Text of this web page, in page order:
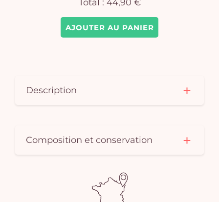
AJOUTER AU PANIER
Description
Composition et conservation